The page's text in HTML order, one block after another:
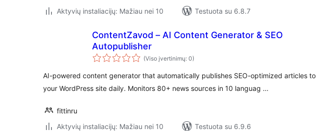
Aktyvių instaliacijų: Mažiau nei 10
Testuota su 6.8.7
ContentZavod – AI Content Generator & SEO
Autopublisher
(Viso įvertinimų: 0)
AI-powered content generator that automatically publishes SEO-optimized articles to
your WordPress site daily. Monitors 80+ news sources in 10 languag …
fittinru
Aktyvių instaliacijų: Mažiau nei 10
Testuota su 6.9.6